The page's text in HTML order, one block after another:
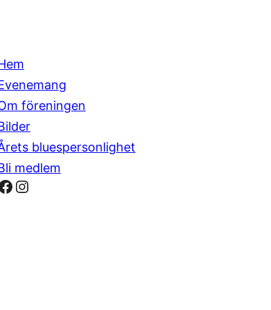
föreningen
bluespersonlighet
medlem
Instagram